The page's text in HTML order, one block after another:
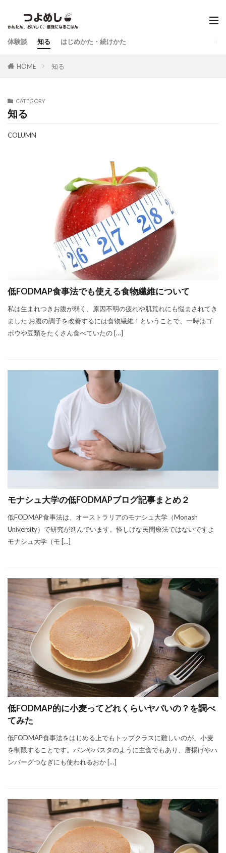
体験談 知る はじめかた・続けかた
HOME 知る
CATEGORY
知る
COLUMN
低FODMAP食事法でも使える食物繊維について
私は生まれつきお腹が弱く、原因不明の疲れや肌荒れにも悩まされてき
ました お腹の調子を改善するには食物繊維！ということで、一時はゴ
ボウや豆類をたくさん食べていたの […]
モナシュ大学の低FODMAPブログ記事まとめ２
低FODMAP食事法は、オーストラリアのモナシュ大学（Monash
University）で研究が進んでいます。怪しげな民間療法ではないですよ
モナシュ大学（モ […]
低FODMAP的に小麦ってどれくらいヤバいの？を調べ
てみた
低FODMAP食事法をはじめる上でもトップクラスに難しいのが、小麦
を制限することです。パンやパスタのように主食でもあり、唐揚げやハ
ンバーグつなぎにも使われるおか […]